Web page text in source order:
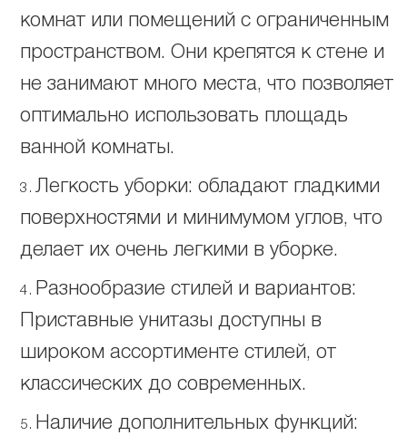
комнат или помещений с ограниченным
пространством. Они крепятся к стене и
не занимают много места, что позволяет
оптимально использовать площадь
ванной комнаты.
Легкость уборки: обладают гладкими
поверхностями и минимумом углов, что
делает их очень легкими в уборке.
Разнообразие стилей и вариантов:
Приставные унитазы доступны в
широком ассортименте стилей, от
классических до современных.
Наличие дополнительных функций: